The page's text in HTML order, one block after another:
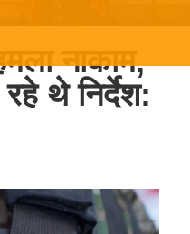
नाकाम,
थे निर्देश: